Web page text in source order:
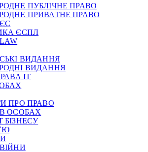
ПУБЛІЧНЕ ПРАВО
ПРИВАТНЕ ПРАВО
ЄСПЛ
ВИДАННЯ
ВИДАННЯ
ІТ
ПРО ПРАВО
ОСОБАХ
БІЗНЕСУ